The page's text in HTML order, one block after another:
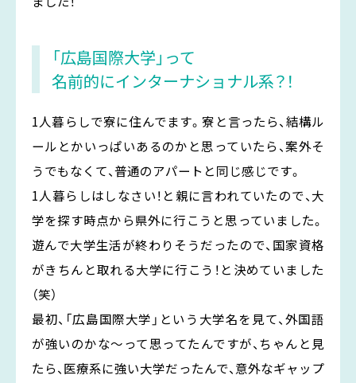
「広島国際大学」って
名前的にインターナショナル系？！
1人暮らしで寮に住んでます。寮と言ったら、結構ル
ールとかいっぱいあるのかと思っていたら、案外そ
うでもなくて、普通のアパートと同じ感じです。
1人暮らしはしなさい！と親に言われていたので、大
学を探す時点から県外に行こうと思っていました。
遊んで大学生活が終わりそうだったので、国家資格
がきちんと取れる大学に行こう！と決めていました
（笑）
最初、「広島国際大学」という大学名を見て、外国語
が強いのかな〜って思ってたんですが、ちゃんと見
たら、医療系に強い大学だったんで、意外なギャップ